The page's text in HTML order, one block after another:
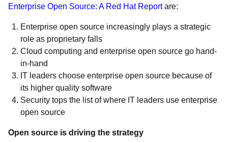
Enterprise Open Source: A Red Hat Reportare:
Enterprise open source increasingly plays a strategic
role as proprietary falls
Cloud computing and enterprise open source go hand-
in-hand
IT leaders choose enterprise open source because of
its higher quality software
Security tops the list of where IT leaders use enterprise
open source
Open source is driving the strategy